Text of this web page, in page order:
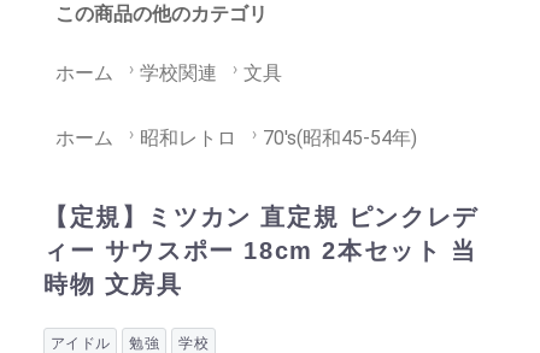
この商品の他のカテゴリ
ホーム 学校関連 文具
ホーム 昭和レトロ 70's(昭和45-54年)
【定規】ミツカン 直定規 ピンクレデ
ィー サウスポー 18cm 2本セット 当
時物 文房具
アイドル 勉強 学校